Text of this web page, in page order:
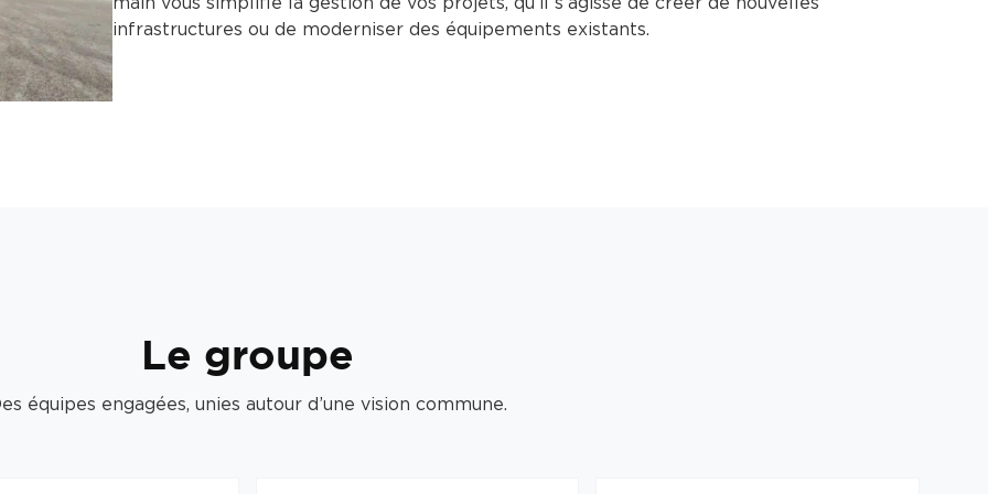
infrastructures ou de moderniser des équipements existants.
Le groupe
équipes engagées, unies autour d’une vision commune.